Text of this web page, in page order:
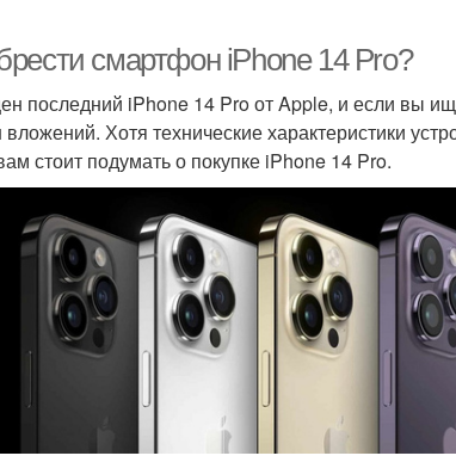
смартфон iPhone 14 Pro?
последний iPhone 14 Pro от Apple, и если вы
Хотя технические характеристики
стоит подумать о покупке iPhone 14 Pro.